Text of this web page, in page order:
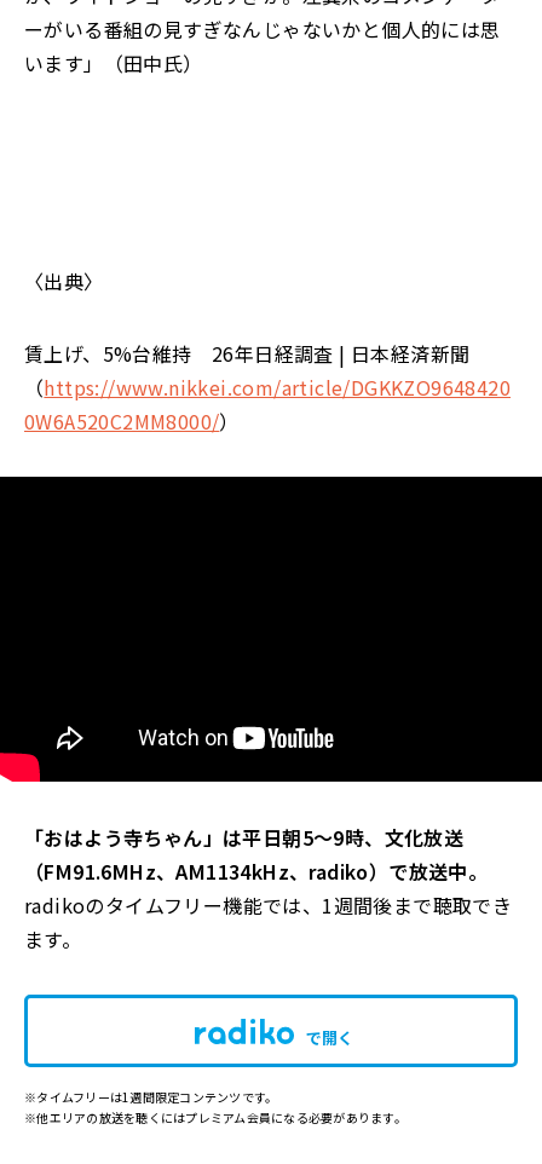
ーがいる番組の見すぎなんじゃないかと個人的には思
います」 （田中氏）
〈出典〉
賃上げ、5%台維持 26年日経調査 | 日本経済新聞
（https://www.nikkei.com/article/DGKKZO9648420
0W6A520C2MM8000/）
「おはよう寺ちゃん」は平日朝5～9時、文化放送
（FM91.6MHz、AM1134kHz、radiko）で放送中。
radikoのタイムフリー機能では、1週間後まで聴取でき
ます。
で開く
※タイムフリーは1週間限定コンテンツです。
※他エリアの放送を聴くにはプレミアム会員になる必要があります。